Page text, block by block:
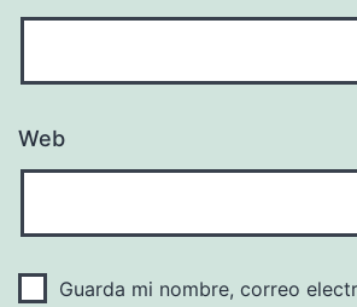
Web
Guarda mi nombre, correo